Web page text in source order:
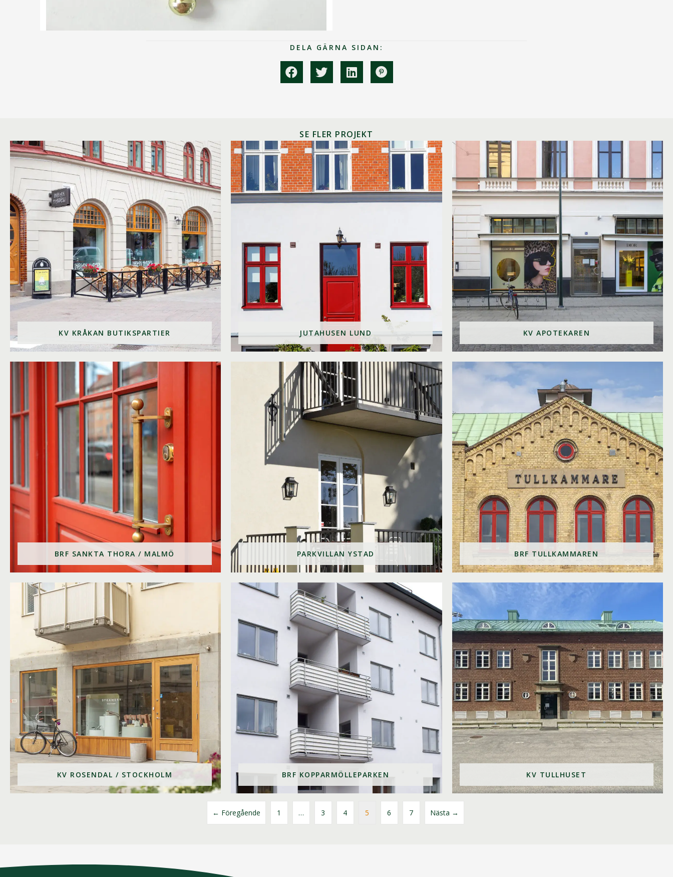
DELA GÄRNA SIDAN:
SE FLER PROJEKT
KV KRÅKAN BUTIKSPARTIER JUTAHUSEN LUND KV APOTEKAREN
BRF SANKTA THORA / MALMÖ PARKVILLAN YSTAD BRF TULLKAMMAREN
KV ROSENDAL / STOCKHOLM BRF KOPPARMÖLLEPARKEN KV TULLHUSET
← Föregående 1 … 3 4 5 6 7 Nästa →